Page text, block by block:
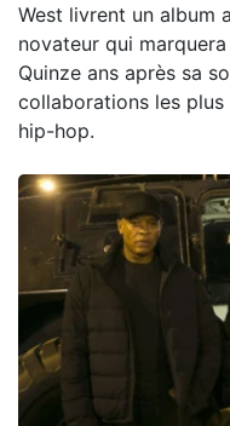
West livrent un album
novateur qui
Quinze ans après sa
collaborations les
hip-hop.